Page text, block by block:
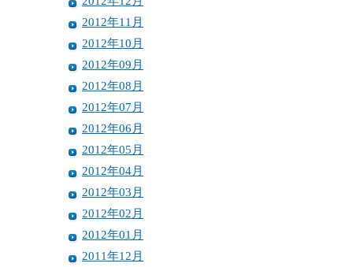
2012年11月
2012年10月
2012年09月
2012年08月
2012年07月
2012年06月
2012年05月
2012年04月
2012年03月
2012年02月
2012年01月
2011年12月